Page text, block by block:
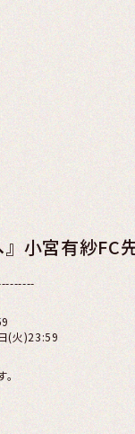
小宮有紗FC
(火)23:59